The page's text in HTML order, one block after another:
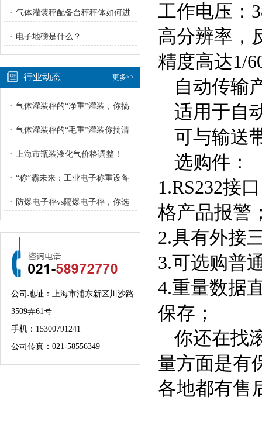
进行校正？
· 气体灌装秤配备台秤秤体如何进
行重量校正标定？
· 电子地磅是什么？
更多>>
行业动态
· 气体灌装秤的“净重”灌装，你搞
明白了吗？
· 气体灌装秤的“毛重”灌装你搞清
楚了吗？
· 上海市瓶装液化气价格调整！
· “称”霸未来：工业电子称重设备
的“智”与“重”
· 防爆电子秤vs隔爆电子秤，你选
对了吗？
公司地址：上海市浦东新区川沙路
3509弄61号
手机： 15300791241
公司传真：021-58556349
工作电压：
高分辨率，
精度高达1/
自动传输
适用于自
可与输送
选购件：
1.RS232接
格产品报警
2.具有外接
3.可选购普
4.重量数据
保存；
你还在找
量方面是有
各地都有售